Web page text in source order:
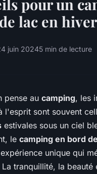
pour un
lac en
juin 20245 min de lecture
pense au camping, les
l'esprit sont souvent
estivales sous un ciel
le camping en bord
unique qui
tranquillité, la beauté